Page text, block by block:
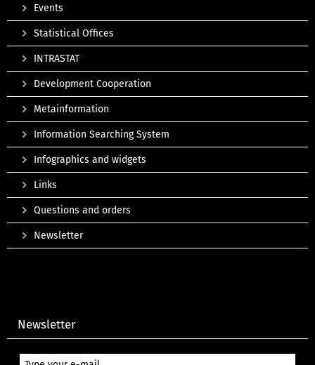
Events
Statistical Offices
INTRASTAT
Development Cooperation
Metainformation
Information Searching System
Infographics and widgets
Links
Questions and orders
Newsletter
Newsletter